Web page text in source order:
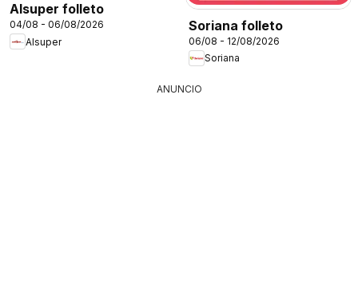
Alsuper folleto
04/08 - 06/08/2026
Alsuper
Soriana folleto
06/08 - 12/08/2026
Soriana
ANUNCIO